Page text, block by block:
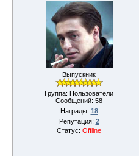
Выпускник
Группа: Пользователи
Сообщений: 58
Награды: 18
Репутация: 2
Статус: Offline